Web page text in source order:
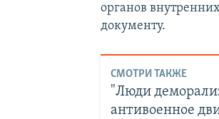
органов
документу.
СМОТРИ ТАКЖЕ
"Люди
антивоенное